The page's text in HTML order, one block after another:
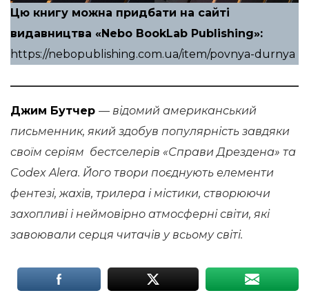
Цю книгу можна придбати на сайті
видавництва «Nebo BookLab Publishing»:
https://nebopublishing.com.ua/item/povnya-durnya
Джим Бутчер — відомий американський
письменник, який здобув популярність завдяки
своїм серіям бестселерів «Справи Дрездена» та
Codex Alera. Його твори поєднують елементи
фентезі, жахів, трилера і містики, створюючи
захопливі і неймовірно атмосферні світи, які
завоювали серця читачів у всьому світі.